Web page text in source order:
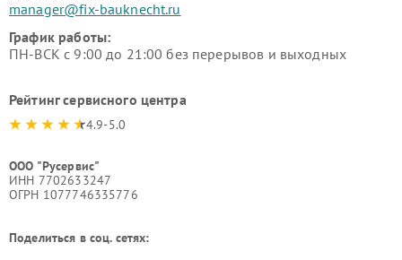
manager@fix-bauknecht.ru
График работы:
ПН-ВСК с 9:00 до 21:00 без перерывов и выходных
Рейтинг сервисного центра
4.9-5.0
ООО "Русервис"
ИНН 7702633247
ОГРН 1077746335776
Поделиться в соц. сетях: